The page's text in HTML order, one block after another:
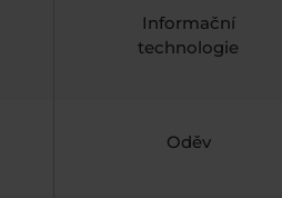
Informační
technologie
Oděv